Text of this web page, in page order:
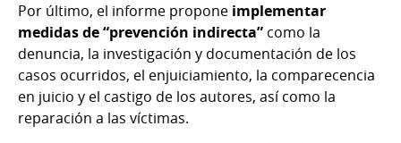
Por último, el informe propone implementar
medidas de “prevención indirecta” como la
denuncia, la investigación y documentación de los
casos ocurridos, el enjuiciamiento, la comparecencia
en juicio y el castigo de los autores, así como la
reparación a las víctimas.